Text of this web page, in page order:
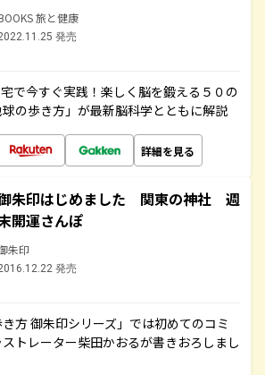
旅と健康
発売
で今すぐ実践！楽しく脳を鍛える５０の
の歩き方」が最新脳科学とともに解説
詳細を見る
朱印はじめました 関東の神社 週
開運さんぽ
朱印
発売
方 御朱印シリーズ」では初めてのコミ
トレーター柴田かおるが書きおろしまし